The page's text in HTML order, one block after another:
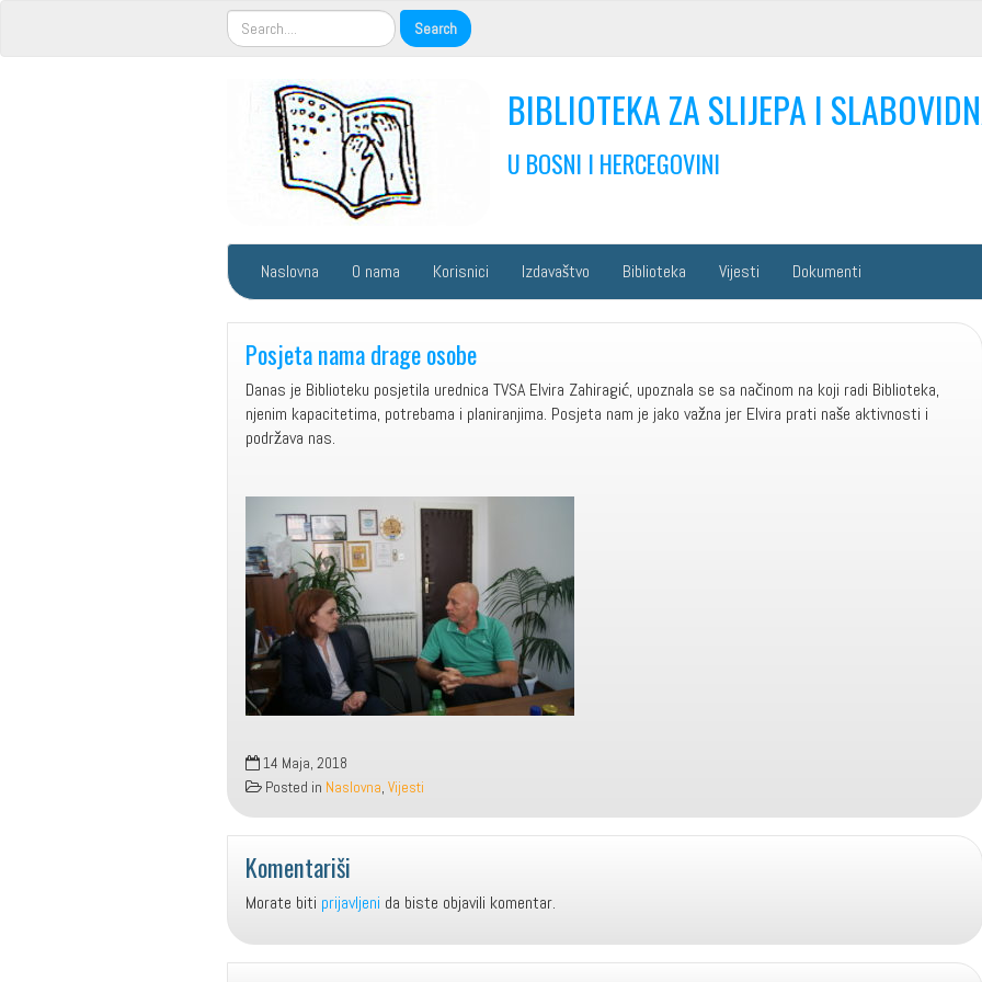
BIBLIOTEKA ZA SLIJEPA I
U BOSNI I HERCEGOVINI
Naslovna O nama Korisnici Izdavaštvo Biblioteka Vijesti Dokumenti
Posjeta nama drage osobe
Danas je Biblioteku posjetila urednica TVSA Elvira Zahiragić, upoznala se sa načinom na koji radi Biblioteka,
njenim kapacitetima, potrebama i planiranjima. Posjeta nam je jako važna jer Elvira prati naše aktivnosti i
podržava nas.
14 Maja, 2018
Posted in Naslovna, Vijesti
Komentariši
Morate biti prijavljeni da biste objavili komentar.